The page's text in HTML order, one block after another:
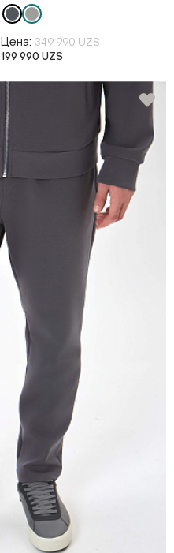
Цена: 349 990 UZS
199 990 UZS